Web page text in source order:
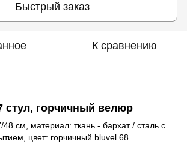
Быстрый заказ
К сравнению
стул, горчичный велюр
см, материал: ткань - бархат / сталь с
цвет: горчичный bluvel 68